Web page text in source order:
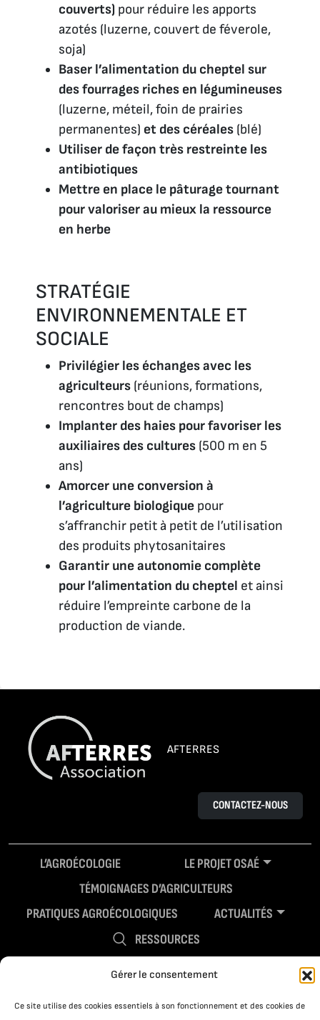
Gérer le consentement
Ce site utilise des cookies essentiels à son fonctionnement et des cookies de
couverts) pour réduire les apports
azotés (luzerne, couvert de féverole,
soja)
Baser l’alimentation du cheptel sur
des fourrages riches en légumineuses
(luzerne, méteil, foin de prairies
permanentes) et des céréales (blé)
Utiliser de façon très restreinte les
antibiotiques
Mettre en place le pâturage tournant
pour valoriser au mieux la ressource
en herbe
STRATÉGIE
ENVIRONNEMENTALE ET
SOCIALE
Privilégier les échanges avec les
agriculteurs (réunions, formations,
rencontres bout de champs)
Implanter des haies pour favoriser les
auxiliaires des cultures (500 m en 5
ans)
Amorcer une conversion à
l’agriculture biologique pour
s’affranchir petit à petit de l’utilisation
des produits phytosanitaires
Garantir une autonomie complète
pour l’alimentation du cheptel et ainsi
réduire l’empreinte carbone de la
production de viande.
AFTERRES
CONTACTEZ-NOUS
L’AGROÉCOLOGIE
LE PROJET OSAÉ
TÉMOIGNAGES D’AGRICULTEURS
PRATIQUES AGROÉCOLOGIQUES
ACTUALITÉS
RESSOURCES